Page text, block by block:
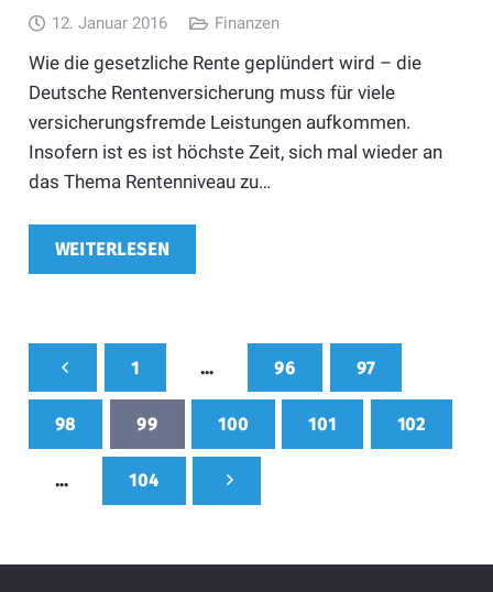
12. Januar 2016 Finanzen
Wie die gesetzliche Rente geplündert wird – die
Deutsche Rentenversicherung muss für viele
versicherungsfremde Leistungen aufkommen.
Insofern ist es ist höchste Zeit, sich mal wieder an
das Thema Rentenniveau zu…
WEITERLESEN
1 … 96 97
98 99 100 101 102
… 104